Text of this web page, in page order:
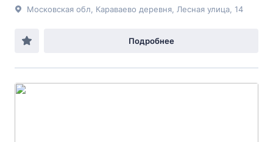
Московская обл, Караваево деревня, Лесная улица, 14
Подробнее